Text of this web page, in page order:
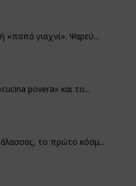
«παπά γιαχνί». Ψαρεύ...
povera» και το...
το πρώτο κόσμ...